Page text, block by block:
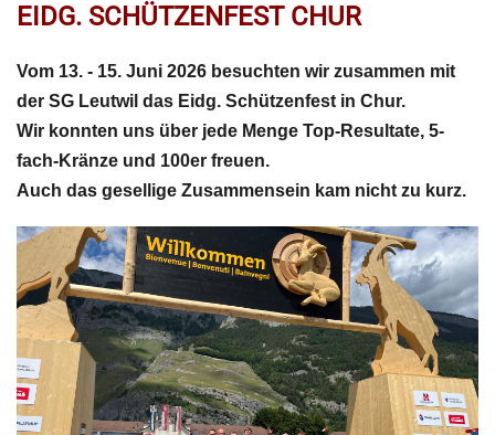
EIDG. SCHÜTZENFEST CHUR
Vom 13. - 15. Juni 2026 besuchten wir zusammen mit
der SG Leutwil das Eidg. Schützenfest in Chur.
Wir konnten uns über jede Menge Top-Resultate, 5-
fach-Kränze und 100er freuen.
Auch das gesellige Zusammensein kam nicht zu kurz.